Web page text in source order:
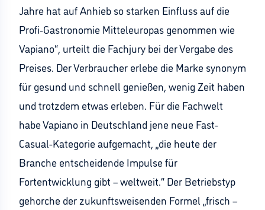
Jahre hat auf Anhieb so starken Einfluss auf die
Profi-Gastronomie Mitteleuropas genommen wie
Vapiano“, urteilt die Fachjury bei der Vergabe des
Preises. Der Verbraucher erlebe die Marke synonym
für gesund und schnell genießen, wenig Zeit haben
und trotzdem etwas erleben. Für die Fachwelt
habe Vapiano in Deutschland jene neue Fast-
Casual-Kategorie aufgemacht, „die heute der
Branche entscheidende Impulse für
Fortentwicklung gibt – weltweit.“ Der Betriebstyp
gehorche der zukunftsweisenden Formel „frisch –